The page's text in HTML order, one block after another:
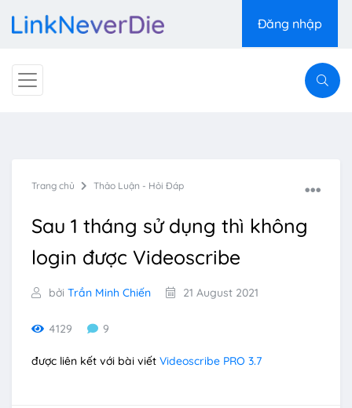
Đăng nhập
Trang chủ Thảo Luận - Hỏi Đáp
Sau 1 tháng sử dụng thì không
login được Videoscribe
bởi Trần Minh Chiến 21 August 2021
4129 9
được liên kết với bài viết Videoscribe PRO 3.7